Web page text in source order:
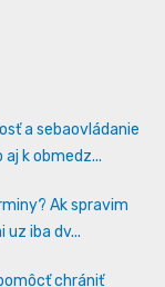
a sebaovládanie
k obmedz...
Ak spravim
iba dv...
chrániť